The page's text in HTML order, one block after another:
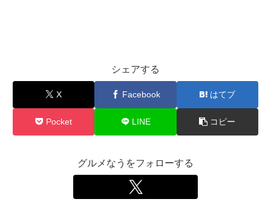
シェアする
X Facebook はてブ
Pocket LINE コピー
グルメなうをフォローする